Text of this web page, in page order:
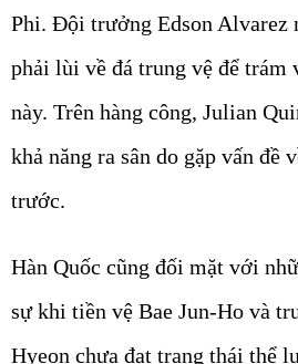
Phi. Đội trưởng Edson Alvarez
phải lùi về đá trung vệ để trám
này. Trên hàng công, Julian
khả năng ra sân do gặp vấn đề
trước.
Hàn Quốc cũng đối mặt với
sự khi tiền vệ Bae Jun-Ho và
Hyeon chưa đạt trạng thái thể